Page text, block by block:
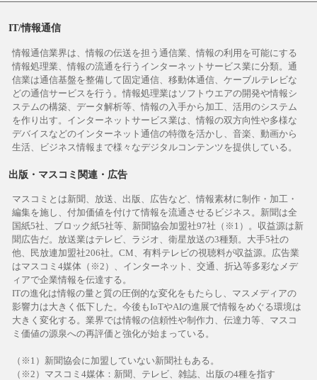
IT/情報通信
情報通信業界は、情報の伝送を担う通信業、情報の利用を可能にする
情報処理業、情報の流通を行うインターネットサービス業に分類。通
信業は通信基盤を整備して固定通信、移動体通信、ケーブルテレビな
どの通信サービスを行う。情報処理業はソフトウエアの開発や情報シ
ステムの構築、データ解析等、情報の入手から加工、活用のシステム
を作り出す。インターネットサービス業は、情報の双方向性や多様な
デバイスなどのインターネット通信の特徴を活かし、音楽、動画から
生活、ビジネス情報まで様々なデジタルコンテンツを提供している。
出版・マスコミ関連・広告
マスコミとは新聞、放送、出版、広告など、情報素材に制作・加工・
編集を施し、付加価値を付けて情報を流通させるビジネス。新聞は全
国紙5社、ブロック紙5社等、新聞協会加盟社97社（※1）。収益源は新
聞広告だ。放送業はテレビ、ラジオ、衛星放送の3種類。大手5社の
他、民放連加盟社206社。CM、有料テレビの視聴料が収益源。広告業
はマスコミ4媒体（※2）、インターネット、交通、折込等多彩なメデ
ィアで企業情報を伝達する。
ITの進化は情報の量と質の圧倒的な変化をもたらし、マスメディアの
影響力は大きく低下した。今後もIoTやAIの進展で情報をめぐる環境は
大きく変化する。業界では情報の信頼性や制作力、伝達力等、マスコ
ミ価値の源泉への再評価と強化が始まっている。
（※1）新聞協会に加盟していない新聞社もある。
（※2）マスコミ4媒体：新聞、テレビ、雑誌、出版の4種を指す